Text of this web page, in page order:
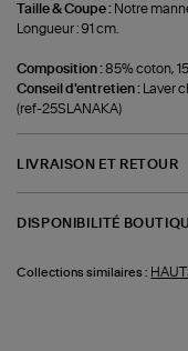
Taille & Coupe : Notre
Longueur : 91 cm.
Composition :85% coton,
Conseil d'entretien :
Laver
(ref-25SLANAKA)
LIVRAISON ET RETOUR
DISPONIBILITÉ
Collections similaires :